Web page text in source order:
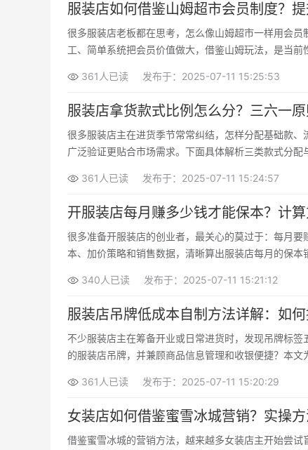
服装店如何借鉴山姆超市会员制度？
很多服装店老板都在思考，怎么像山姆超市一样用会
工、简单系统把会员价值做大，借鉴山姆玩法，是当前
361人已读 发布于：2025-07-11 15:25:53
服装店拿货款式比例怎么分？三六一
很多服装店主在进货季节常常纠结，怎样分配基础款
广泛验证更贴合市场需求。下面具体解析三类款式分
361人已读 发布于：2025-07-11 15:24:57
开服装店每月赚多少钱才能保本？计
很多准备开服装店的创业者，最关心的莫过于：每月
本、加价策略和销售数据，清晰算出服装店每月的保
340人已读 发布于：2025-07-11 15:21:12
服装店吊牌低成本自制方法详解：如
不少服装店主在筹备开业或日常进货时，发现吊牌标
的服装店吊牌，并兼顾商品信息管理和收银便捷？本文
361人已读 发布于：2025-07-11 15:20:29
女装店如何借鉴蜜雪冰城营销？实操
借鉴蜜雪冰城的营销方法，越来越多女装店主开始尝